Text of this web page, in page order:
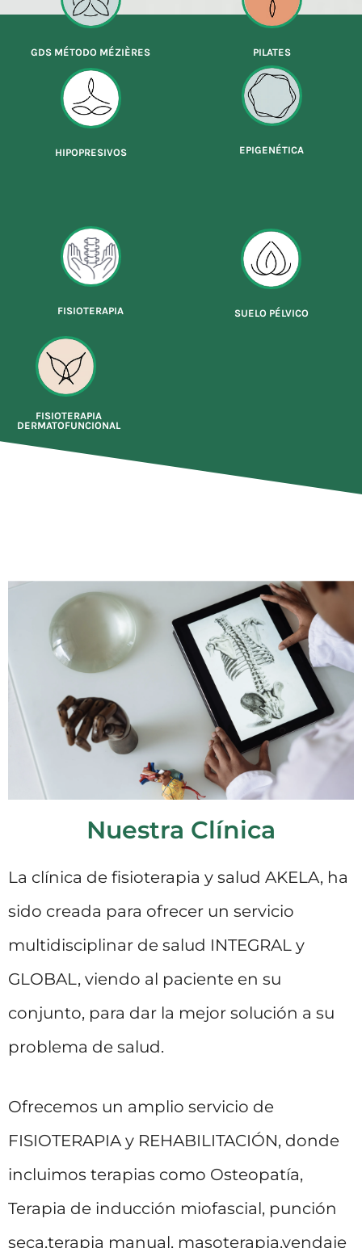
GDS MÉTODO MÉZIÈRES PILATES
HIPOPRESIVOS EPIGENÉTICA
FISIOTERAPIA SUELO PÉLVICO
FISIOTERAPIA
DERMATOFUNCIONAL
Nuestra Clínica
La clínica de fisioterapia y salud AKELA, ha
sido creada para ofrecer un servicio
multidisciplinar de salud INTEGRAL y
GLOBAL, viendo al paciente en su
conjunto, para dar la mejor solución a su
problema de salud.
Ofrecemos un amplio servicio de
FISIOTERAPIA y REHABILITACIÓN, donde
incluimos terapias como Osteopatía,
Terapia de inducción miofascial, punción
seca,terapia manual, masoterapia,vendaje